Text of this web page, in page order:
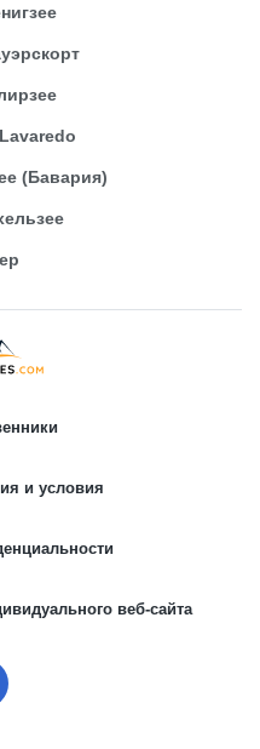
(Бавария)
и условия
веб-сайта